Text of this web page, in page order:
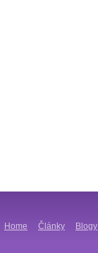
Home Články Blogy